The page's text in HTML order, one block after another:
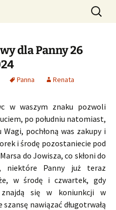
i
astrologiczne
Szukaj:
dla Panny 26
Panna Renata
w waszym znaku pozwoli
po południu natomiast,
pochłoną was zakupy i
i środę pozostaniecie pod
do Jowisza, co skłoni do
niektóre Panny już teraz
w środę i czwartek, gdy
się w koniunkcji w
nawiązać długotrwałą